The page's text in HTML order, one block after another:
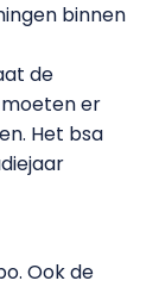
binnen
de
er
Het bsa
Ook de